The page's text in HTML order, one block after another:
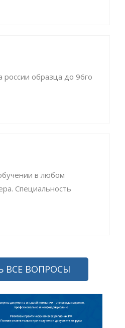
образца до 96го
в любом
Специальность
ВСЕ ВОПРОСЫ